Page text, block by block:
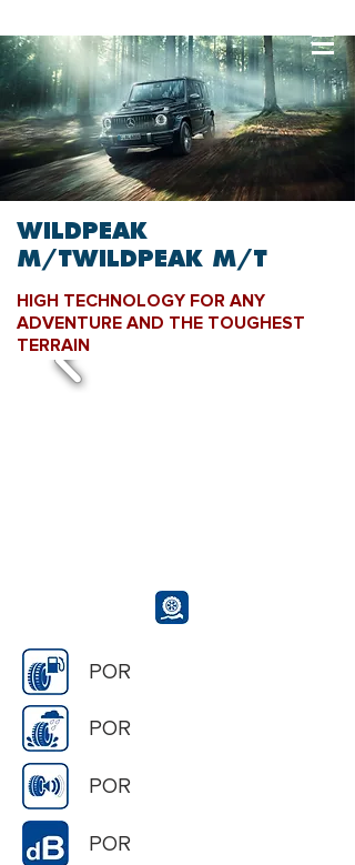
WILDPEAK
M/TWILDPEAK M/T
HIGH TECHNOLOGY FOR ANY
ADVENTURE AND THE TOUGHEST
TERRAIN
POR
POR
POR
POR